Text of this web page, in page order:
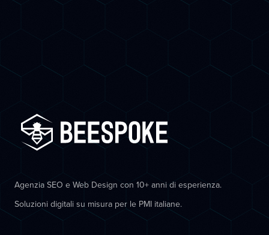
Agenzia SEO e Web Design con 10+ anni di esperienza.
Soluzioni digitali su misura per le PMI italiane.